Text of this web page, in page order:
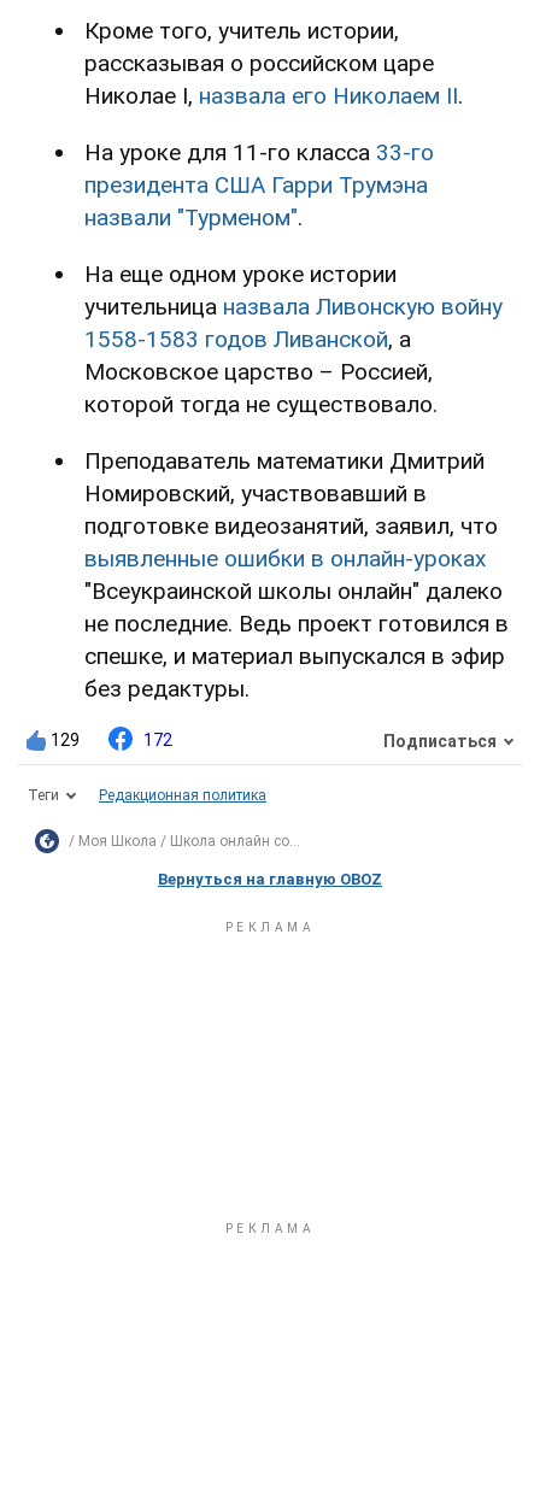
Кроме того, учитель истории,
рассказывая о российском царе
Николае І, назвала его Николаем ІІ.
На уроке для 11-го класса 33-го
президента США Гарри Трумэна
назвали "Турменом".
На еще одном уроке истории
учительница назвала Ливонскую войну
1558-1583 годов Ливанской, а
Московское царство – Россией,
которой тогда не существовало.
Преподаватель математики Дмитрий
Номировский, участвовавший в
подготовке видеозанятий, заявил, что
выявленные ошибки в онлайн-уроках
"Всеукраинской школы онлайн" далеко
не последние. Ведь проект готовился в
спешке, и материал выпускался в эфир
без редактуры.
129 172 Подписаться
Теги Редакционная политика
Моя Школа Школа онлайн со...
Вернуться на главную OBOZ